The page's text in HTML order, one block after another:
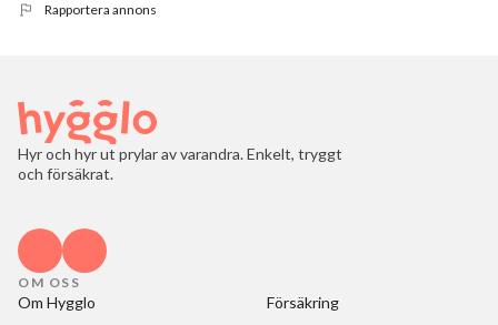
Rapportera annons
Hyr och hyr ut prylar av varandra. Enkelt, tryggt
och försäkrat.
OM OSS
Om Hygglo
Försäkring